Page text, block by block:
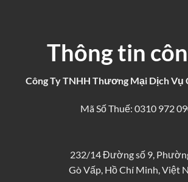
Thông tin
Công Ty TNHH Thương Mại Dịch Vụ
Mã Số Thuế: 0310 972
232/14 Đường số 9,
Gò Vấp, Hồ Chí Minh, Việt